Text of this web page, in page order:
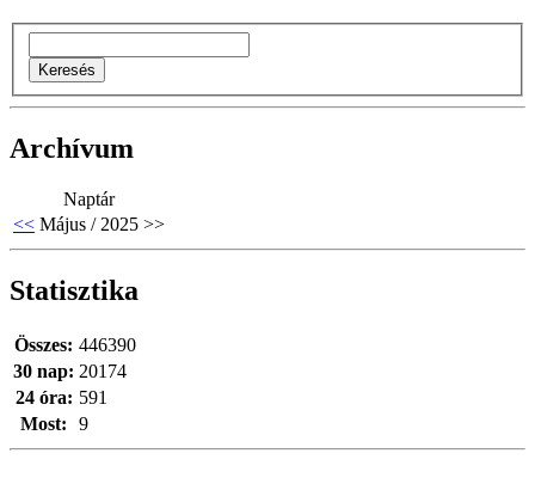
Archívum
Naptár
<< Május / 2025 >>
Statisztika
Most: 9
Összes: 446390
30 nap: 20174
24 óra: 591